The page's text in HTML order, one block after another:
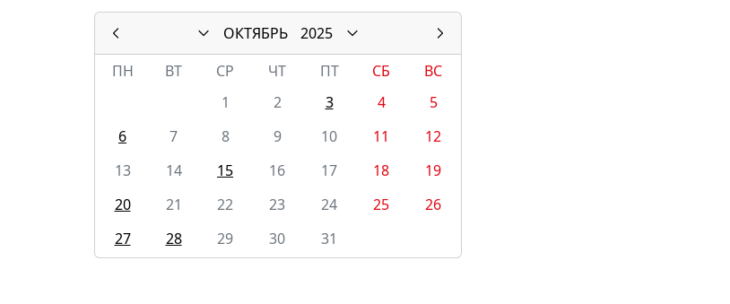
ОКТЯБРЬ
2025
ПН
ВТ СР ЧТ ПТ СБ
ВС
1
2 3 4
5
6
7 8 9 10 11
12
13
14 15 16 17 18
19
20
21 22 23 24 25
26
27
28 29 30 31